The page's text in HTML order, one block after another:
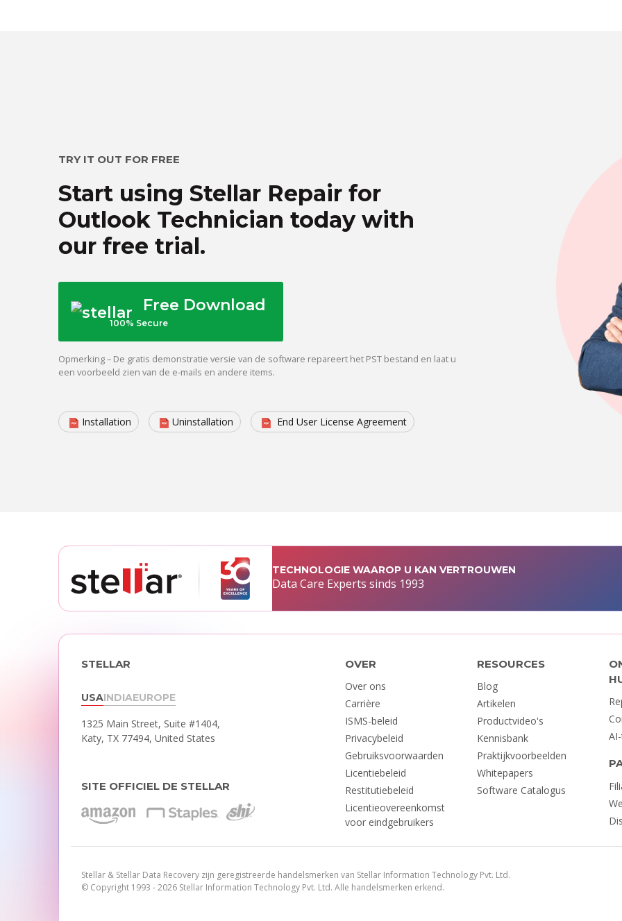
TRY IT OUT FOR FREE
Start using Stellar Repair for
Outlook Technician today with
our free trial.
Free Download
100% Secure
Opmerking – De gratis demonstratie versie van de software repareert het PST bestand en laat u
een voorbeeld zien van de e-mails en andere items.
Installation Uninstallation End User License Agreement
TECHNOLOGIE WAAROP U KAN VERTROUWEN
Data Care Experts sinds 1993
STELLAR
USAINDIAEUROPE
1325 Main Street, Suite #1404,
Katy, TX 77494, United States
SITE OFFICIEL DE STELLAR
OVER
Over ons
Carrière
ISMS-beleid
Privacybeleid
Gebruiksvoorwaarden
Licentiebeleid
Restitutiebeleid
Licentieovereenkomst
voor eindgebruikers
RESOURCES
Blog
Artikelen
Productvideo's
Kennisbank
Praktijkvoorbeelden
Whitepapers
Software Catalogus
Stellar & Stellar Data Recovery zijn geregistreerde handelsmerken van Stellar Information Technology Pvt. Ltd.
© Copyright 1993 - 2026 Stellar Information Technology Pvt. Ltd. Alle handelsmerken erkend.